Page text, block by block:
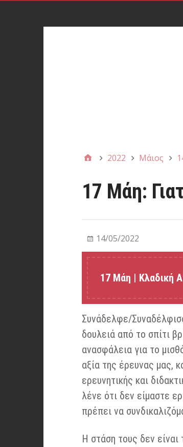
2022 Μάιος
17 Mάη:
14/05/2022
17 Μάη | Κλαδική
Συνάδελφε/
δουλειά από το σπίτι
ανασφάλεια για το
αξία της έρευνας μας,
ερευνητικής και
λένε ότι δεν είμαστε
πρέπει να
Η στάση τους δεν είναι